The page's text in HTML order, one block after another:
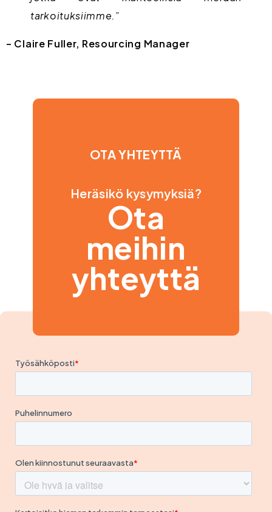
tarkoituksiimme.”
– Claire Fuller, Resourcing Manager
OTA YHTEYTTÄ
Heräsikö kysymyksiä?
Ota
meihin
yhteyttä